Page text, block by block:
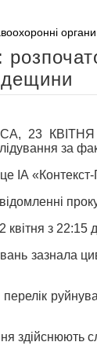
органи
23 КВІТНЯ
за
ІА
квітня з
зазнала
здійснюють